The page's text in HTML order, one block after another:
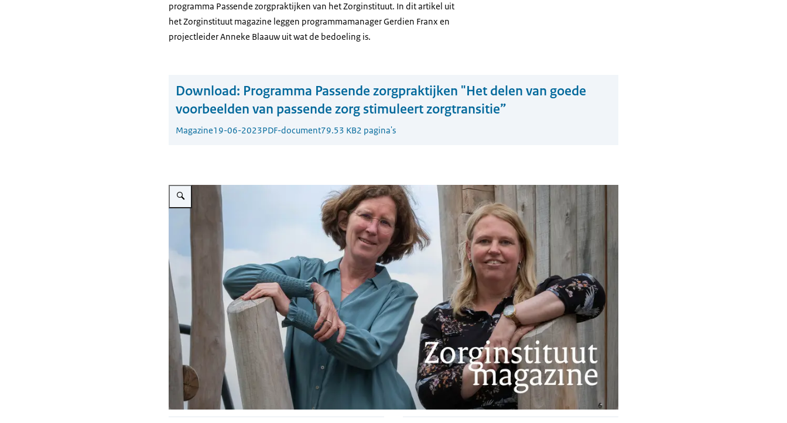
programma Passende zorgpraktijken van het Zorginstituut. In dit artikel uit
het Zorginstituut magazine leggen programmamanager Gerdien Franx en
projectleider Anneke Blaauw uit wat de bedoeling is.
Download: Programma Passende zorgpraktijken "Het delen van goede
voorbeelden van passende zorg stimuleert zorgtransitie”
Magazine19-06-2023PDF-document79.53 KB2 pagina's
Vergroot afbeelding Je ziet Gerdien Franx en Anneke Blaauw glimlachend leunend op balken van een houten klimhuisje